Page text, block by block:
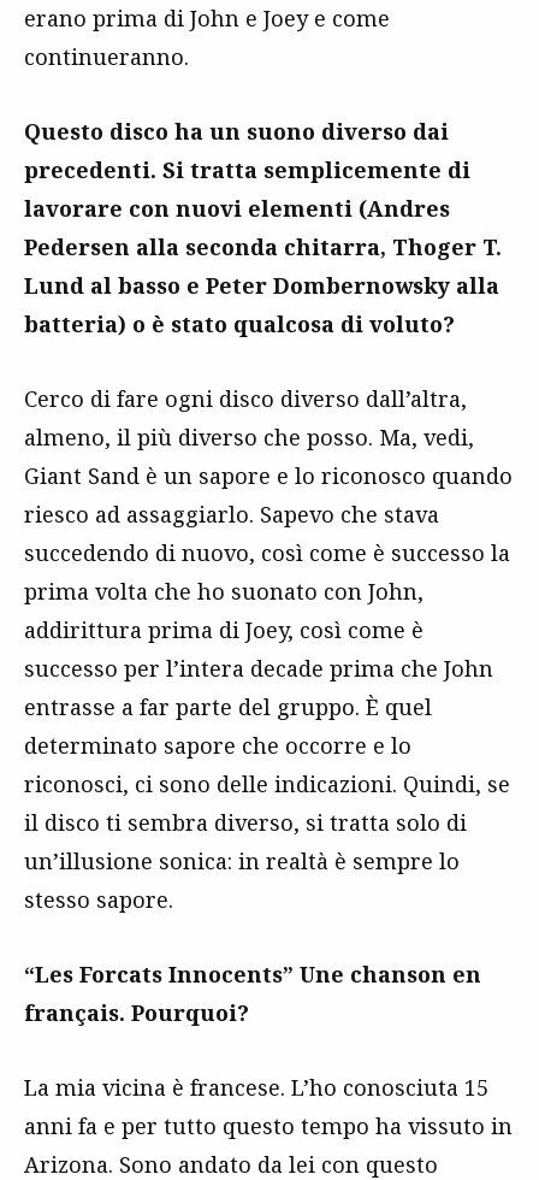
erano prima di John e Joey e come
continueranno.
Questo disco ha un suono diverso dai
precedenti. Si tratta semplicemente di
lavorare con nuovi elementi (Andres
Pedersen alla seconda chitarra, Thoger T.
Lund al basso e Peter Dombernowsky alla
batteria) o è stato qualcosa di voluto?
Cerco di fare ogni disco diverso dall’altra,
almeno, il più diverso che posso. Ma, vedi,
Giant Sand è un sapore e lo riconosco quando
riesco ad assaggiarlo. Sapevo che stava
succedendo di nuovo, così come è successo la
prima volta che ho suonato con John,
addirittura prima di Joey, così come è
successo per l’intera decade prima che John
entrasse a far parte del gruppo. È quel
determinato sapore che occorre e lo
riconosci, ci sono delle indicazioni. Quindi, se
il disco ti sembra diverso, si tratta solo di
un’illusione sonica: in realtà è sempre lo
stesso sapore.
“Les Forcats Innocents” Une chanson en
français. Pourquoi?
La mia vicina è francese. L’ho conosciuta 15
anni fa e per tutto questo tempo ha vissuto in
Arizona. Sono andato da lei con questo